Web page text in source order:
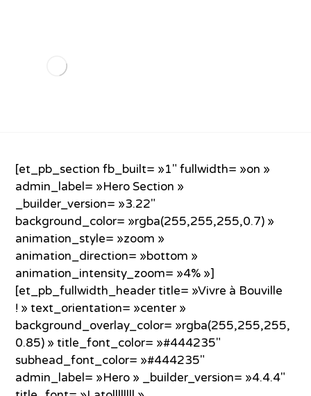
[et_pb_section fb_built= »1″ fullwidth= »on »
admin_label= »Hero Section »
_builder_version= »3.22″
background_color= »rgba(255,255,255,0.7) »
animation_style= »zoom »
animation_direction= »bottom »
animation_intensity_zoom= »4% »]
[et_pb_fullwidth_header title= »Vivre à Bouville
! » text_orientation= »center »
background_overlay_color= »rgba(255,255,255,
0.85) » title_font_color= »#444235″
subhead_font_color= »#444235″
admin_label= »Hero » _builder_version= »4.4.4″